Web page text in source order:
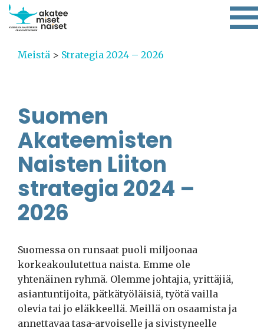
Meistä > Strategia 2024 – 2026
Suomen
Akateemisten
Naisten Liiton
strategia 2024 –
2026
Suomessa on runsaat puoli miljoonaa
korkeakoulutettua naista. Emme ole
yhtenäinen ryhmä. Olemme johtajia, yrittäjiä,
asiantuntijoita, pätkätyöläisiä, työtä vailla
olevia tai jo eläkkeellä. Meillä on osaamista ja
annettavaa tasa-arvoiselle ja sivistyneelle